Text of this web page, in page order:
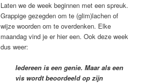
Laten we de week beginnen met een spreuk.
Grappige gezegden om te (glim)lachen of
wijze woorden om te overdenken. Elke
maandag vind je er hier een. Ook deze week
dus weer:
Iedereen is een genie. Maar als een
vis wordt beoordeeld op zijn